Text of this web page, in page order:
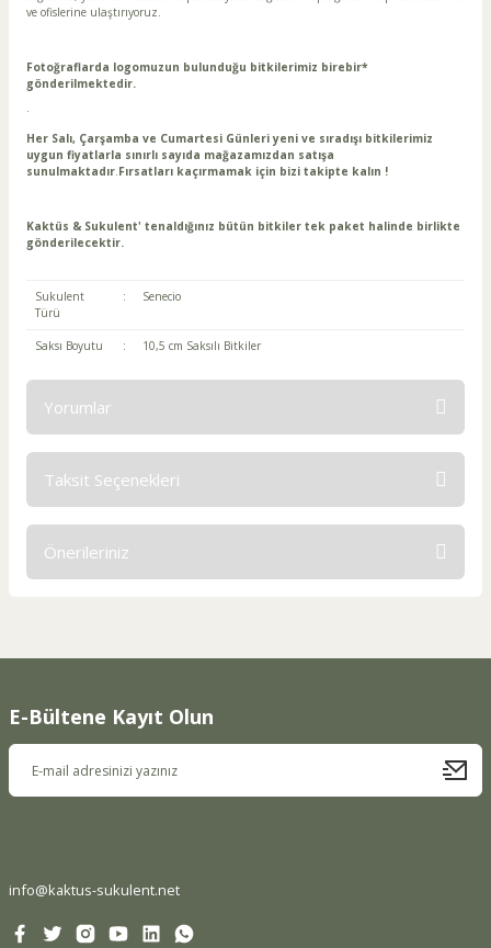
ve ofislerine ulaştırıyoruz.
Fotoğraflarda logomuzun bulunduğu bitkilerimiz birebir*
gönderilmektedir.
·
Her Salı, Çarşamba ve Cumartesi Günleri yeni ve sıradışı bitkilerimiz
uygun fiyatlarla sınırlı sayıda mağazamızdan satışa
sunulmaktadır.Fırsatları kaçırmamak için bizi takipte kalın !
Kaktüs & Sukulent' tenaldığınız bütün bitkiler tek paket halinde birlikte
gönderilecektir.
Sukulent
Türü
: Senecio
Saksı Boyutu : 10,5 cm Saksılı Bitkiler
Yorumlar
Taksit Seçenekleri
Önerileriniz
Ürün resmi kalitesiz, bozuk veya görüntülenemiyor.
E-Bültene Kayıt Olun
info@kaktus-sukulent.net